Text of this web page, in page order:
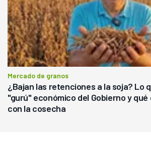
Mercado de granos
¿Bajan las retenciones a la soja? Lo
"gurú" económico del Gobierno y
con la cosecha